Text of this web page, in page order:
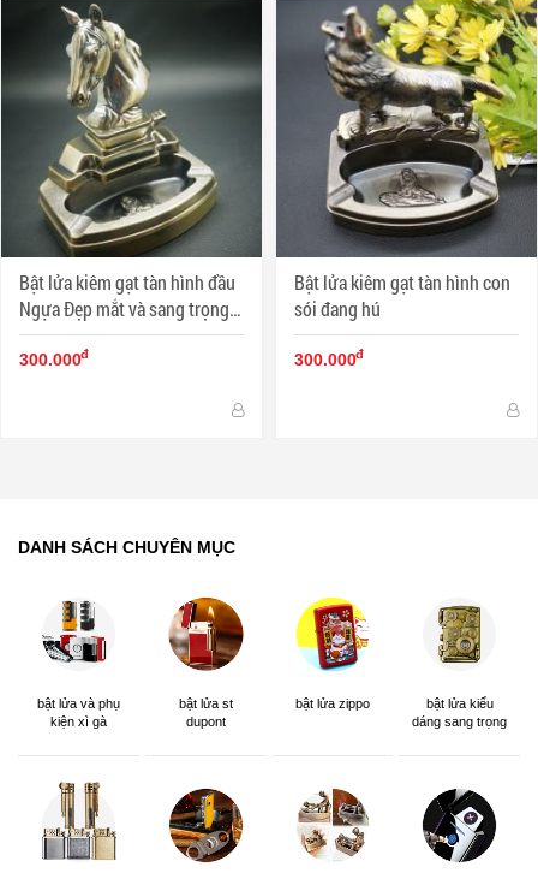
Bật lửa kiêm gạt tàn hình đầu
Ngựa Đẹp mắt và sang trọng
DH-A801 MS77 021
300.000đ
Bật lửa kiêm gạt tàn hình con
sói đang hú
300.000đ
DANH SÁCH CHUYÊN MỤC
bật lửa và phụ
kiện xì gà
bật lửa st
dupont
bật lửa zippo
bật lửa kiểu
dáng sang trọng